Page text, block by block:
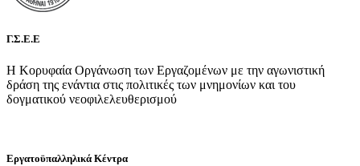
Γ.Σ.Ε.Ε
Η Κορυφαία Οργάνωση των Εργαζομένων με την αγωνιστική
δράση της ενάντια στις πολιτικές των μνημονίων και του
δογματικού νεοφιλελευθερισμού
Εργατοϋπαλληλικά Κέντρα